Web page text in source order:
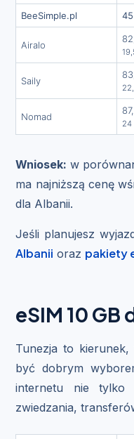
BeeSimple.pl 45
Airalo
Saily
Nomad
24
Wniosek: w
ma najniższą cenę
dla Albanii.
Jeśli planujesz
Albanii oraz pakiety
eSIM 10 GB
Tunezja to
być dobrym
internetu nie
zwiedzania,